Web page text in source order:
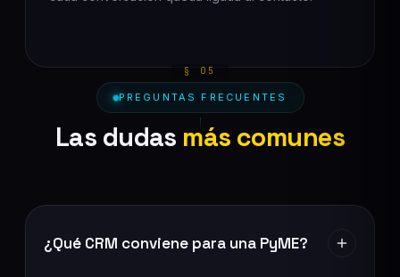
PREGUNTAS FRECUENTES
Las dudas más comunes
¿Qué CRM conviene para una PyME?